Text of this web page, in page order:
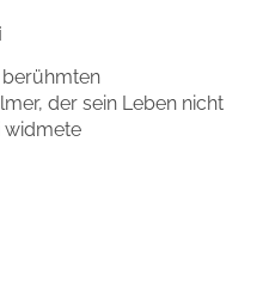
der sein Leben nicht
widmete